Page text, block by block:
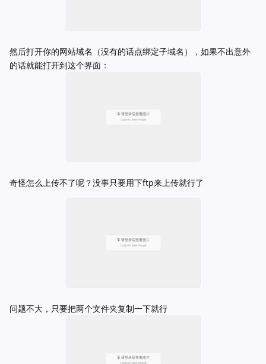
然后打开你的网站域名（没有的话点绑定子域名），如果不出意外
的话就能打开到这个界面：
奇怪怎么上传不了呢？没事只要用下ftp来上传就行了
问题不大，只要把两个文件夹复制一下就行